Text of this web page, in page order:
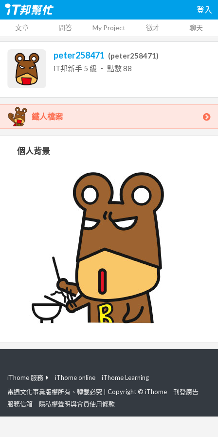
登入
文章 問答 My Project 徵才 聊天
peter258471 (peter258471)
iT邦新手 5 級 ‧ 點數88
鐵人檔案
個人背景
iThome 服務 iThome online
iThome Learning
電週文化事業版權所有、轉載必究 | Copyright © iThome
刊登廣告
服務信箱
隱私權聲明與會員使用條款